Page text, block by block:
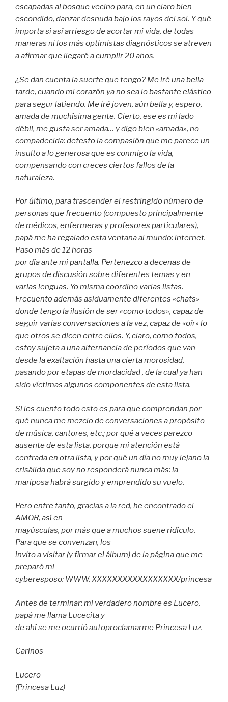
escapadas al bosque vecino para, en un claro bien
escondido, danzar desnuda bajo los rayos del sol. Y qué
importa si así arriesgo de acortar mi vida, de todas
maneras ni los más optimistas diagnósticos se atreven
a afirmar que llegaré a cumplir 20 años.
¿Se dan cuenta la suerte que tengo? Me iré una bella
tarde, cuando mi corazón ya no sea lo bastante elástico
para segur latiendo. Me iré joven, aún bella y, espero,
amada de muchísima gente. Cierto, ese es mi lado
débil, me gusta ser amada… y digo bien «amada», no
compadecida: detesto la compasión que me parece un
insulto a lo generosa que es conmigo la vida,
compensando con creces ciertos fallos de la
naturaleza.
Por último, para trascender el restringido número de
personas que frecuento (compuesto principalmente
de médicos, enfermeras y profesores particulares),
papá me ha regalado esta ventana al mundo: internet.
Paso más de 12 horas
por día ante mi pantalla. Pertenezco a decenas de
grupos de discusión sobre diferentes temas y en
varias lenguas. Yo misma coordino varias listas.
Frecuento además asiduamente diferentes «chats»
donde tengo la ilusión de ser «como todos», capaz de
seguir varias conversaciones a la vez, capaz de «oír» lo
que otros se dicen entre ellos. Y, claro, como todos,
estoy sujeta a una alternancia de períodos que van
desde la exaltación hasta una cierta morosidad,
pasando por etapas de mordacidad , de la cual ya han
sido víctimas algunos componentes de esta lista.
Si les cuento todo esto es para que comprendan por
qué nunca me mezclo de conversaciones a propósito
de música, cantores, etc.; por qué a veces parezco
ausente de esta lista, porque mi atención está
centrada en otra lista, y por qué un día no muy lejano la
crisálida que soy no responderá nunca más: la
mariposa habrá surgido y emprendido su vuelo.
Pero entre tanto, gracias a la red, he encontrado el
AMOR, así en
mayúsculas, por más que a muchos suene ridículo.
Para que se convenzan, los
invito a visitar (y firmar el álbum) de la página que me
preparó mi
cyberesposo: WWW. XXXXXXXXXXXXXXXXX/princesa
Antes de terminar: mi verdadero nombre es Lucero,
papá me llama Lucecita y
de ahí se me ocurrió autoproclamarme Princesa Luz.
Cariños
Lucero
(Princesa Luz)